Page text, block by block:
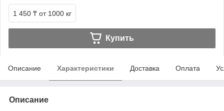
1 450 ₸ от 1000 кг
Купить
Описание Характеристики Доставка Оплата
Описание